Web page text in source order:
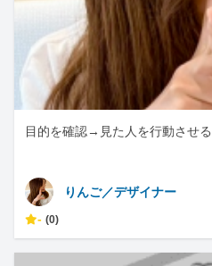
目的を確認→見た人を行動させ
りんご／デザイナー
- (0)